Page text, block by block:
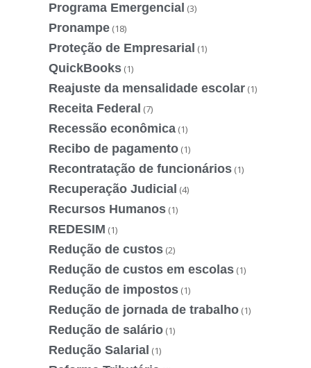
Programa Emergencial (3)
Pronampe (18)
Proteção de Empresarial (1)
QuickBooks (1)
Reajuste da mensalidade escolar (1)
Receita Federal (7)
Recessão econômica (1)
Recibo de pagamento (1)
Recontratação de funcionários (1)
Recuperação Judicial (4)
Recursos Humanos (1)
REDESIM (1)
Redução de custos (2)
Redução de custos em escolas (1)
Redução de impostos (1)
Redução de jornada de trabalho (1)
Redução de salário (1)
Redução Salarial (1)